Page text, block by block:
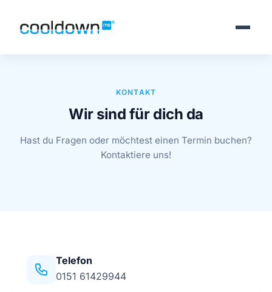
KONTAKT
Wir sind für dich da
Hast du Fragen oder möchtest einen Termin buchen?
Kontaktiere uns!
Telefon
0151 61429944